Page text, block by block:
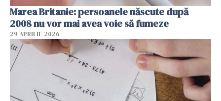
Marea Britanie: persoanele născute după
2008 nu vor mai avea voie să fumeze
29 APRILIE 2026